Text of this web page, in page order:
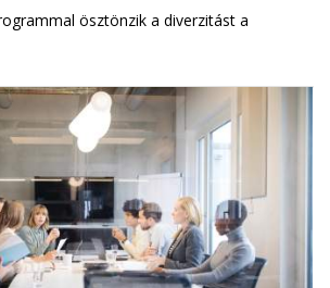
ösztönzik a diverzitást a